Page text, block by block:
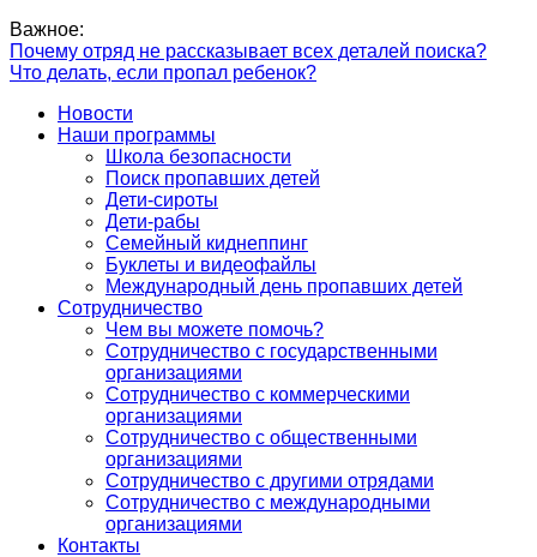
Важное:
Почему отряд не рассказывает всех деталей поиска?
Что делать, если пропал ребенок?
Новости
Наши программы
Школа безопасности
Поиск пропавших детей
Дети-сироты
Дети-рабы
Семейный киднеппинг
Буклеты и видеофайлы
Международный день пропавших детей
Сотрудничество
Чем вы можете помочь?
Сотрудничество с государственными
организациями
Сотрудничество с коммерческими
организациями
Сотрудничество с общественными
организациями
Сотрудничество с другими отрядами
Сотрудничество с международными
организациями
Контакты